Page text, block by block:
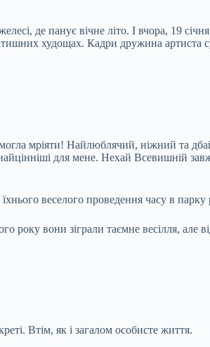
де панує вічне літо. І вчора, 19
худощах. Кадри дружина
мріяти! Найлюблячий, ніжний та
для мене. Нехай Всевишній
веселого проведення часу в парку
року вони зіграли таємне весілля,
Втім, як і загалом особисте життя.